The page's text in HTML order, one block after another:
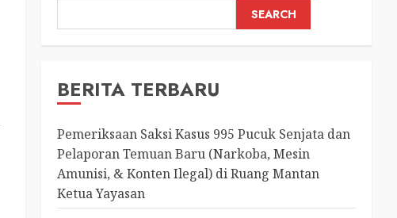
SEARCH
BERITA TERBARU
Pemeriksaan Saksi Kasus 995 Pucuk Senjata dan
Pelaporan Temuan Baru (Narkoba, Mesin
Amunisi, & Konten Ilegal) di Ruang Mantan
Ketua Yayasan